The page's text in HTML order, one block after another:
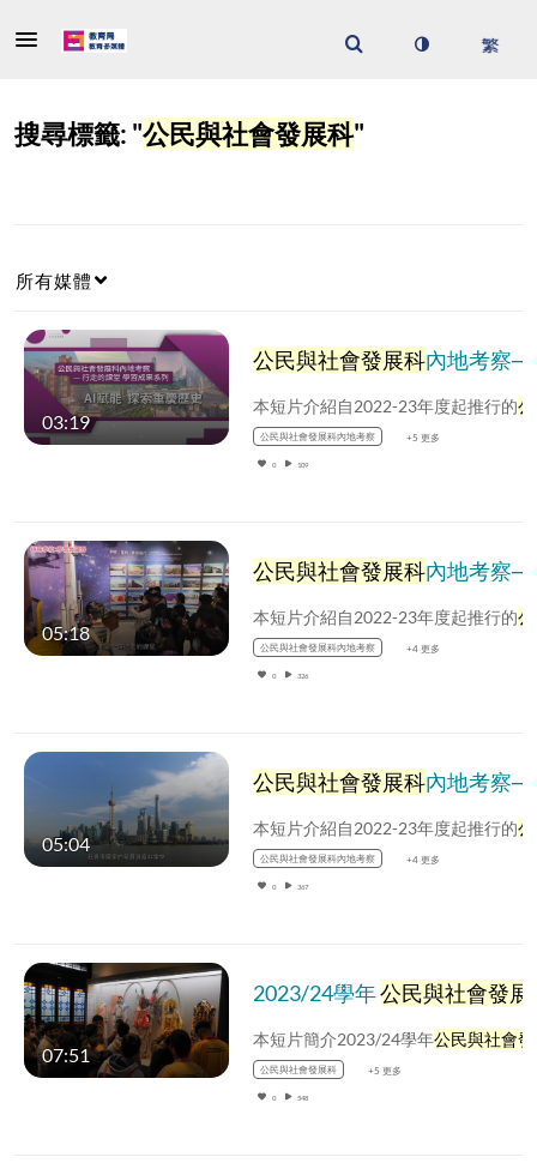
搜尋標籤: "公民與社會發展科"
所有媒體
03:19
公民與社會發展科內地考察──行走的課堂 學習成果系列 AI賦能 探索重慶歷史 (配以中文字幕)
本短片介紹自2022-23年度起推行的公民與社會發展科
公民與社會發展科內地考察 +5 更多
0 109
05:18
公民與社會發展科內地考察──行走的課堂 學習成果系列 (配以中文字幕) 特殊學校：學習無疆界
本短片介紹自2022-23年度起推行的公民與社會發展科
公民與社會發展科內地考察 +4 更多
0 326
05:04
公民與社會發展科內地考察──萬里路 · 家國情 (配以中文字幕)
本短片介紹自2022-23年度起推行的公民與社會發展科
公民與社會發展科內地考察 +4 更多
0 367
07:51
2023/24學年公民與社會發展科
本短片簡介2023/24學年公民與社會發展科
公民與社會發展科 +5 更多
0 548